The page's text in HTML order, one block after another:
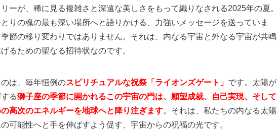
ーが、稀に見る複雑さと深遠な美しさをもって織りなされる2025年の夏。
りの魂の最も深い場所へと語りかける、力強いメッセージを送っていま
節の移り変わりではありません。それは、内なる宇宙と外なる宇宙が共鳴
るための聖なる招待状なのです。
は、毎年恒例のスピリチュアルな祝祭「ライオンズゲート」 です。太陽が
る獅子座の季節に開かれるこの宇宙の門は、願望成就、自己実現、そして
高次のエネルギーを地球へと降り注ぎます。それは、私たちの内なる太陽
可能性へと手を伸ばすよう促す、宇宙からの祝福の光です。